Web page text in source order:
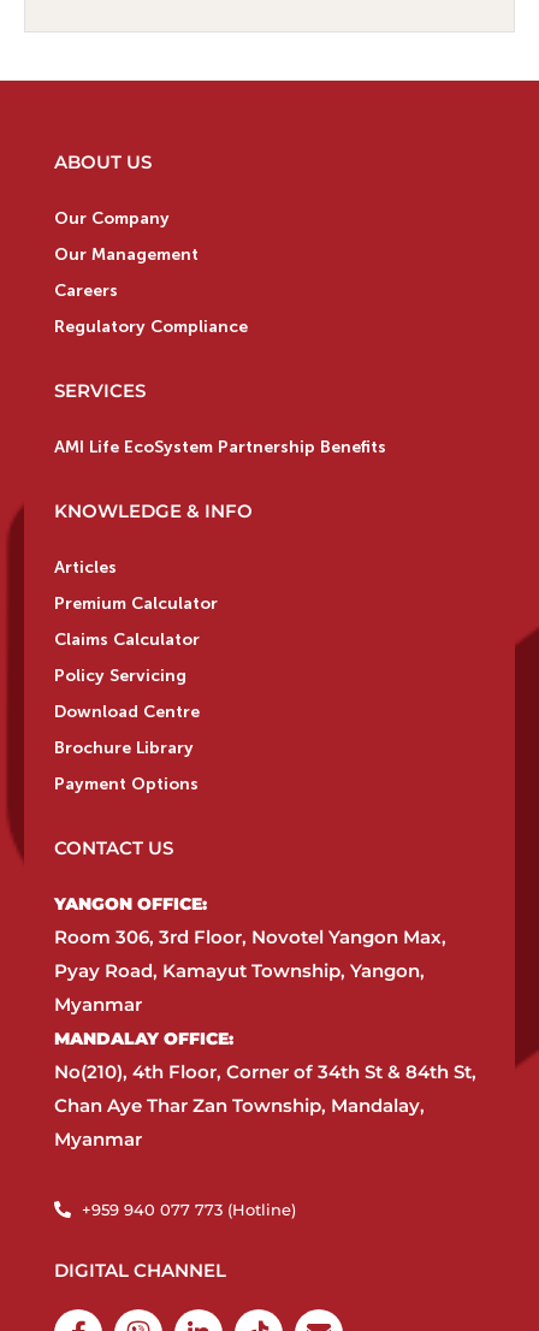
ABOUT US
Our Company
Our Management
Careers
Regulatory Compliance
SERVICES
AMI Life EcoSystem Partnership Benefits
KNOWLEDGE & INFO
Articles
Premium Calculator
Claims Calculator
Policy Servicing
Download Centre
Brochure Library
Payment Options
CONTACT US
YANGON OFFICE:​
Room 306, 3rd Floor, Novotel Yangon Max,
Pyay Road, Kamayut Township, Yangon,
Myanmar​
MANDALAY OFFICE:​
No(210), 4th Floor, Corner of 34th St & 84th St,
Chan Aye Thar Zan Township, Mandalay,
Myanmar
+959 940 077 773 (Hotline)​
DIGITAL CHANNEL